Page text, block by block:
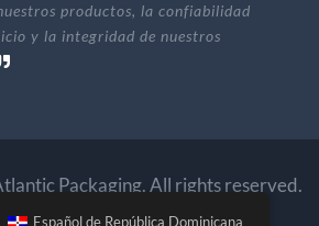
productos, la confiabilidad
y la integridad de nuestros
Packaging. All rights reserved.
Español de República Dominicana